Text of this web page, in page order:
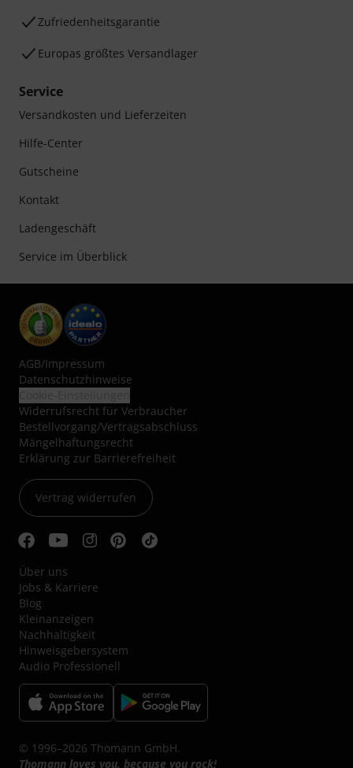
Zufriedenheitsgarantie
Europas größtes Versandlager
Service
Versandkosten und Lieferzeiten
Hilfe-Center
Gutscheine
Kontakt
Ladengeschäft
Service im Überblick
AGB/Impressum
Datenschutzhinweise
Widerrufsrecht für Verbraucher
Bestellvorgang/Vertragsabschluss
Mängelhaftungsrecht
Erklärung zur Barrierefreiheit
Vertrag widerrufen
Über uns
Jobs & Karriere
Blog
Kleinanzeigen
Nachhaltigkeit
Hinweisgebersystem
Audio Professionell
© 1996–2026 Thomann GmbH.
Thomann loves you, because you rock!